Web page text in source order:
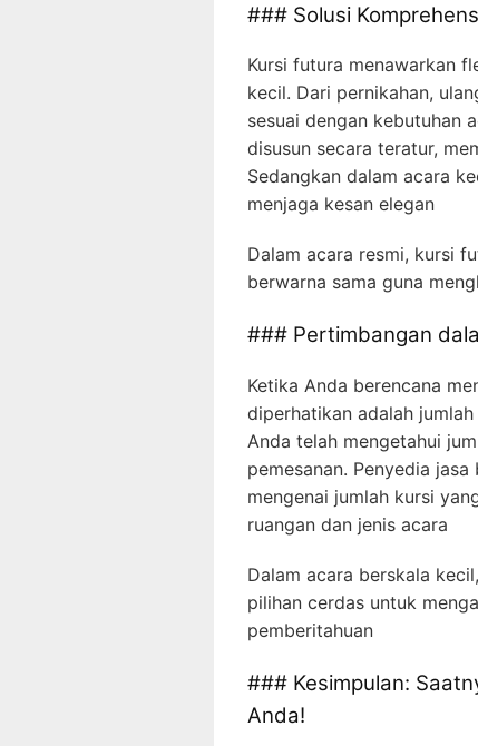
### Solusi
Kursi futura menawarkan
kecil. Dari pernikahan,
sesuai dengan kebutuhan
disusun secara teratur,
Sedangkan dalam acara
menjaga kesan elegan
Dalam acara resmi, kursi
berwarna sama guna
### Pertimbangan
Ketika Anda berencana
diperhatikan adalah
Anda telah mengetahui
pemesanan. Penyedia
mengenai jumlah kursi
ruangan dan jenis acara
Dalam acara berskala
pilihan cerdas untuk
pemberitahuan
### Kesimpulan:
Anda!